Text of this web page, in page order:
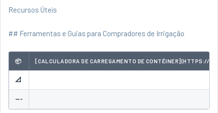
Recursos Úteis
## Ferramentas e Guias para Compradores de Irrigação
📦 [CALCULADORA DE CARREGAMENTO DE CONTÊINER](HTTPS://
📐
---